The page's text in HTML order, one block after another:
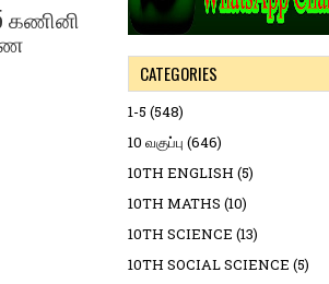
கணினி
CATEGORIES
1-5 (548)
10 வகுப்பு (646)
10TH ENGLISH (5)
10TH MATHS (10)
10TH SCIENCE (13)
10TH SOCIAL SCIENCE (5)